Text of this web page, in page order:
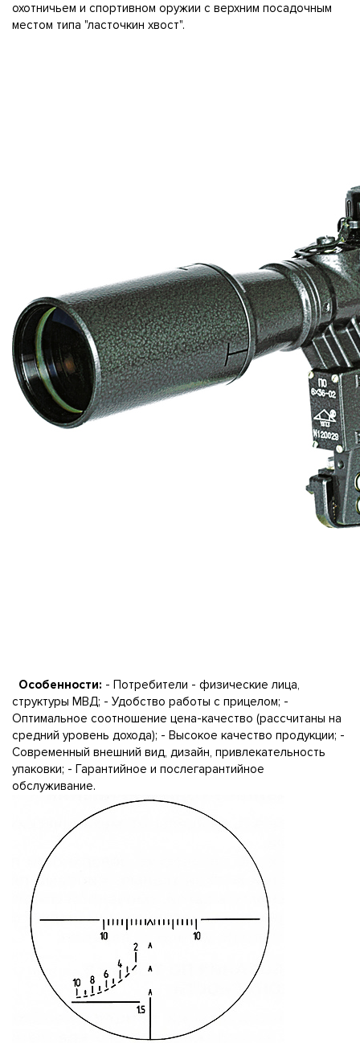
охотничьем и спортивном оружии с верхним посадочным
местом типа "ласточкин хвост".
Особенности: - Потребители - физические лица,
структуры МВД; - Удобство работы с прицелом; -
Оптимальное соотношение цена-качество (рассчитаны на
средний уровень дохода); - Высокое качество продукции; -
Современный внешний вид, дизайн, привлекательность
упаковки; - Гарантийное и послегарантийное
обслуживание.